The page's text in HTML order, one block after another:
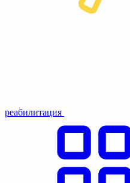
реабилитация